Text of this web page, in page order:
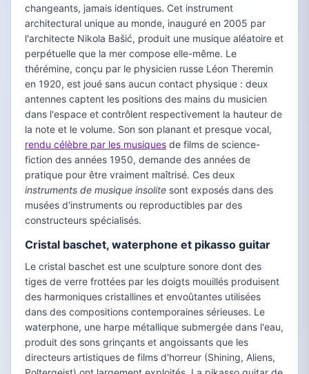
changeants, jamais identiques. Cet instrument
architectural unique au monde, inauguré en 2005 par
l'architecte Nikola Bašić, produit une musique aléatoire et
perpétuelle que la mer compose elle-même. Le
thérémine, conçu par le physicien russe Léon Theremin
en 1920, est joué sans aucun contact physique : deux
antennes captent les positions des mains du musicien
dans l'espace et contrôlent respectivement la hauteur de
la note et le volume. Son son planant et presque vocal,
rendu célèbre par les musiques de films de science-
fiction des années 1950, demande des années de
pratique pour être vraiment maîtrisé. Ces deux
instruments de musique insolite sont exposés dans des
musées d'instruments ou reproductibles par des
constructeurs spécialisés.
Cristal baschet, waterphone et pikasso guitar
Le cristal baschet est une sculpture sonore dont des
tiges de verre frottées par les doigts mouillés produisent
des harmoniques cristallines et envoûtantes utilisées
dans des compositions contemporaines sérieuses. Le
waterphone, une harpe métallique submergée dans l'eau,
produit des sons grinçants et angoissants que les
directeurs artistiques de films d'horreur (Shining, Aliens,